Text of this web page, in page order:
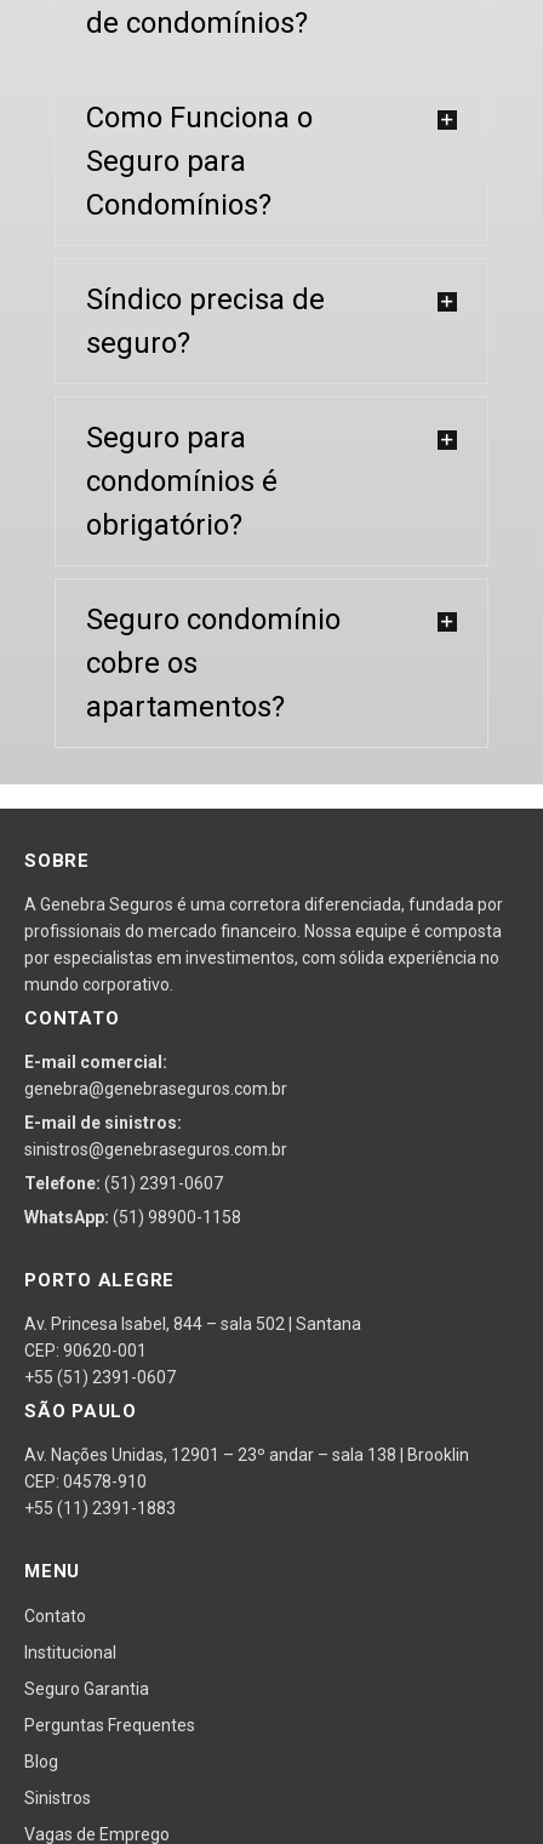
de condomínios?
Como Funciona o
Seguro para
Condomínios?
Síndico precisa de
seguro?
Seguro para
condomínios é
obrigatório?
Seguro condomínio
cobre os
apartamentos?
SOBRE
A Genebra Seguros é uma corretora diferenciada, fundada por
profissionais do mercado financeiro. Nossa equipe é composta
por especialistas em investimentos, com sólida experiência no
mundo corporativo.
CONTATO
E-mail comercial:
genebra@genebraseguros.com.br
E-mail de sinistros:
sinistros@genebraseguros.com.br
Telefone: (51) 2391-0607
WhatsApp: (51) 98900-1158
PORTO ALEGRE
Av. Princesa Isabel, 844 – sala 502 | Santana
CEP: 90620-001
+55 (51) 2391-0607
SÃO PAULO
Av. Nações Unidas, 12901 – 23º andar – sala 138 | Brooklin
CEP: 04578-910
+55 (11) 2391-1883
MENU
Contato
Institucional
Seguro Garantia
Perguntas Frequentes
Blog
Sinistros
Vagas de Emprego